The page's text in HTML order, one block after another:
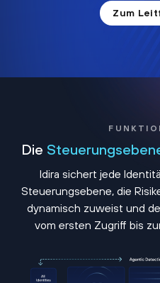
Zum
Die
Idira sichert jede
Steuerungsebene, die
dynamisch zuweist und
vom ersten Zugriff bis